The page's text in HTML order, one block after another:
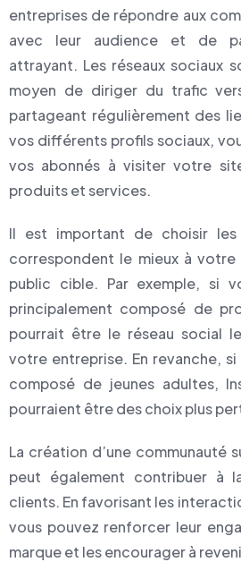
entreprises de répondre aux
avec leur audience et de
attrayant. Les réseaux sociaux
moyen de diriger du trafic
partageant régulièrement des
vos différents profils sociaux,
vos abonnés à visiter votre
produits et services.
Il est important de choisir les
correspondent le mieux à
public cible. Par exemple, si
principalement composé de
pourrait être le réseau social
votre entreprise. En revanche,
composé de jeunes adultes,
pourraient être des choix plus
La création d’une communauté
peut également contribuer à
clients. En favorisant les
vous pouvez renforcer leur
marque et les encourager à